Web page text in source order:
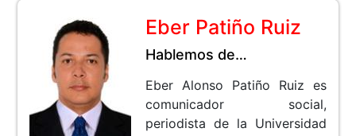
Eber Patiño Ruiz
Hablemos de…
Eber Alonso Patiño Ruiz es
comunicador social,
periodista de la Universidad